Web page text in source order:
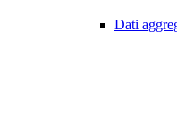
Dati